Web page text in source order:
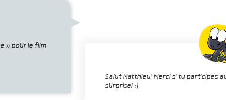
» pour le film
Salut Matthieu! Merci si tu participes
surprise! ;)